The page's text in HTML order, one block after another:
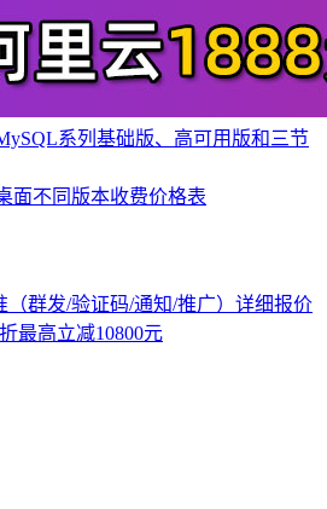
系列基础版、高可用版和三节
面不同版本收费价格表
（群发/验证码/通知/推广）详细报价
最高立减10800元